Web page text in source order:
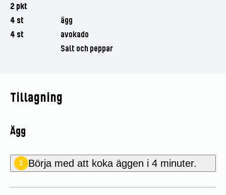
2 pkt
4 st
ägg
4 st
avokado
Salt och peppar
Tillagning
Ägg
1 Börja med att koka äggen i 4 minuter.